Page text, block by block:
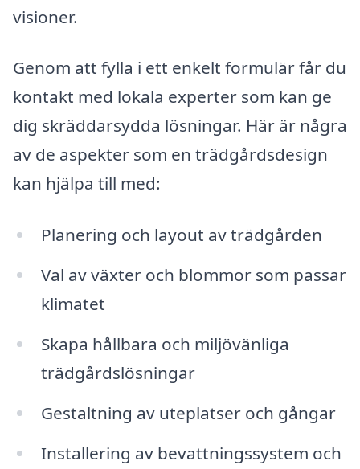
visioner.
Genom att fylla i ett enkelt formulär får du
kontakt med lokala experter som kan ge
dig skräddarsydda lösningar. Här är några
av de aspekter som en trädgårdsdesign
kan hjälpa till med:
Planering och layout av trädgården
Val av växter och blommor som passar
klimatet
Skapa hållbara och miljövänliga
trädgårdslösningar
Gestaltning av uteplatser och gångar
Installering av bevattningssystem och